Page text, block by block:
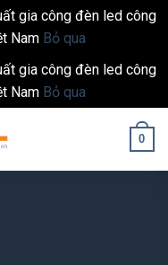
gia công đèn led công
Nam Bỏ qua
gia công đèn led công
Nam Bỏ qua
0